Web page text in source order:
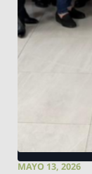
MAYO 13, 2026